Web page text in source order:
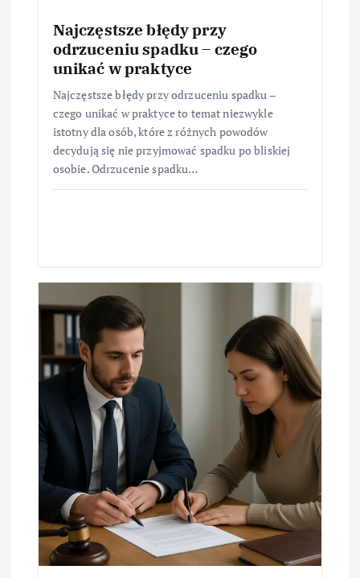
Najczęstsze błędy przy
odrzuceniu spadku – czego
unikać w praktyce
Najczęstsze błędy przy odrzuceniu spadku –
czego unikać w praktyce to temat niezwykle
istotny dla osób, które z różnych powodów
decydują się nie przyjmować spadku po bliskiej
osobie. Odrzucenie spadku…